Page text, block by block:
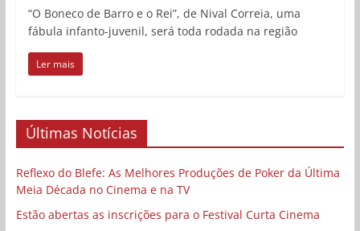
“O Boneco de Barro e o Rei”, de Nival Correia, uma
fábula infanto-juvenil, será toda rodada na região
Ler mais
Últimas Notícias
Reflexo do Blefe: As Melhores Produções de Poker da Última
Meia Década no Cinema e na TV
Estão abertas as inscrições para o Festival Curta Cinema